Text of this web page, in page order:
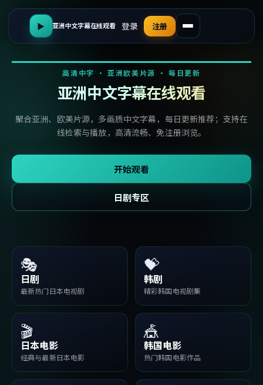
▶ 亚洲中文字幕在线观看 登录 注册
高清中字 · 亚洲欧美片源 · 每日更新
亚洲中文字幕在线观看
聚合亚洲、欧美片源，多画质中文字幕，每日更新推荐；支持在
线检索与播放，高清流畅、免注册浏览。
开始观看
日剧专区
🎭
日剧
最新热门日本电视剧
💝
韩剧
精彩韩国电视剧集
🎬
日本电影
经典与最新日本电影
🎪
韩国电影
热门韩国电影作品